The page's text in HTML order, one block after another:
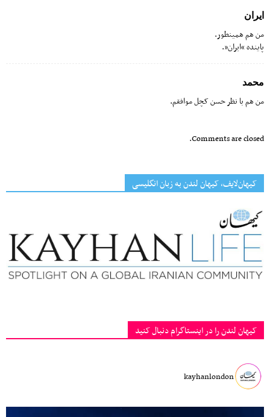
ایران
من هم همینطور.
پاینده “ایران”.
محمد
من هم با نظر حسن کچل موافقم.
Comments are closed.
کیهان‌لایف، کیهان لندن به زبان انگلیسی
کیهان لندن را در اینستاگرام دنبال کنید
kayhanlondon